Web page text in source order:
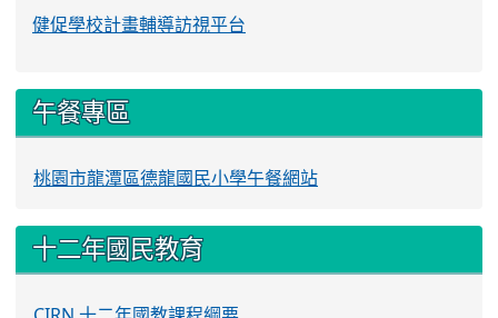
健促學校計畫輔導訪視平台
午餐專區
桃園市龍潭區德龍國民小學午餐網站
十二年國民教育